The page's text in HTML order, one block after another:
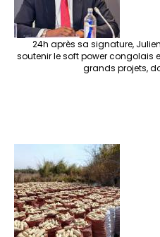
24h après sa signature, Julien
soutenir le soft power congolais
grands projets,